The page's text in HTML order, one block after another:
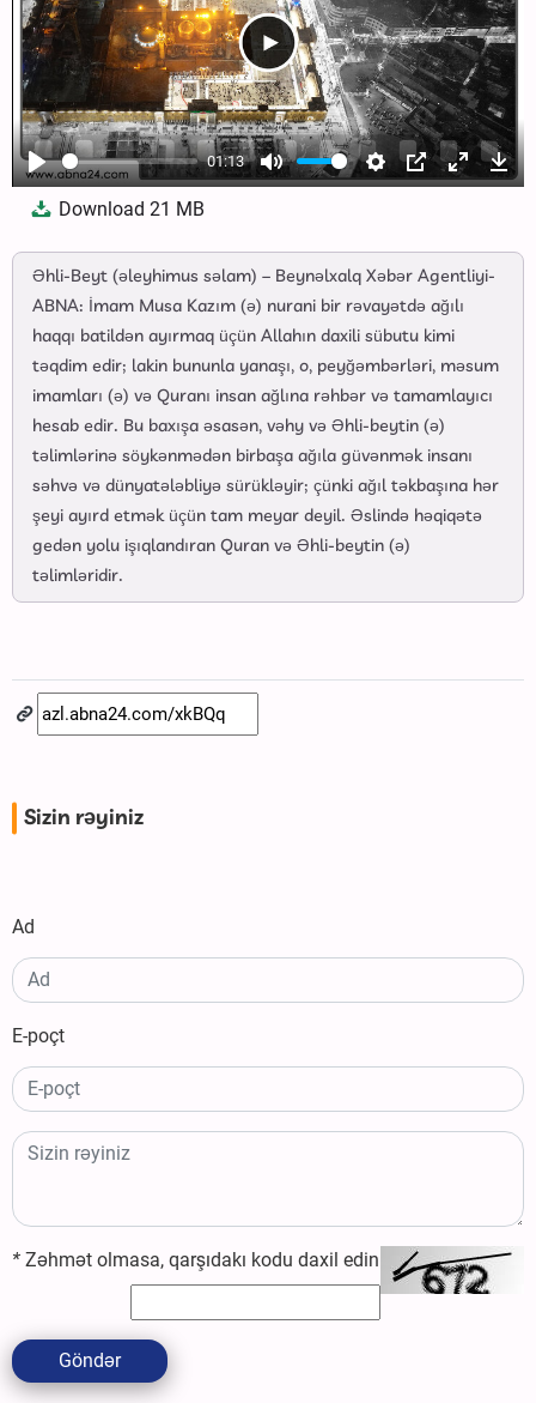
Play
01:13
Mute Settings
PIP Enter
Download21 MB
Əhli-Beyt (əleyhimus səlam) – Beynəlxalq Xəbər Agentliyi-
ABNA: İmam Musa Kazım (ə) nurani bir rəvayətdə ağılı
haqqı batildən ayırmaq üçün Allahın daxili sübutu kimi
təqdim edir; lakin bununla yanaşı, o, peyğəmbərləri, məsum
imamları (ə) və Quranı insan ağlına rəhbər və tamamlayıcı
hesab edir. Bu baxışa əsasən, vəhy və Əhli-beytin (ə)
təlimlərinə söykənmədən birbaşa ağıla güvənmək insanı
səhvə və dünyatələbliyə sürükləyir; çünki ağıl təkbaşına hər
şeyi ayırd etmək üçün tam meyar deyil. Əslində həqiqətə
gedən yolu işıqlandıran Quran və Əhli-beytin (ə)
təlimləridir.
Sizin rəyiniz
Ad
E-poçt
* Zəhmət olmasa, qarşıdakı kodu daxil edin
Göndər